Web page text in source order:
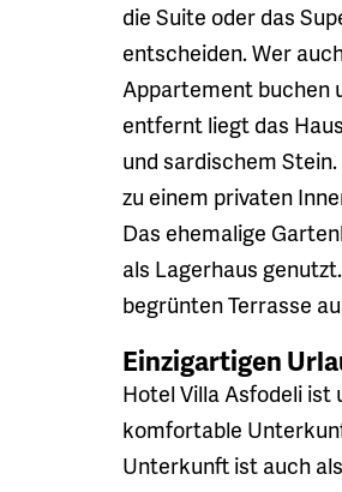
die Suite oder das
entscheiden. Wer
Appartement buchen
entfernt liegt das
und sardischem
zu einem privaten
Das ehemalige
als Lagerhaus
begrünten Terrasse
Einzigartigen
Hotel Villa Asfodeli ist
komfortable
Unterkunft ist auch